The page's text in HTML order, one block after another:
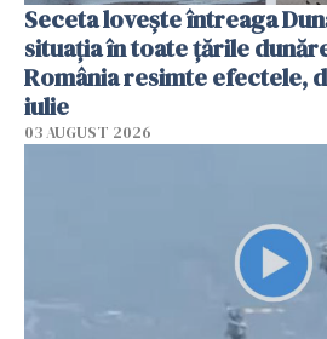
Seceta lovește întreaga
situația în toate țările
România resimte efectele,
iulie
03 AUGUST 2026